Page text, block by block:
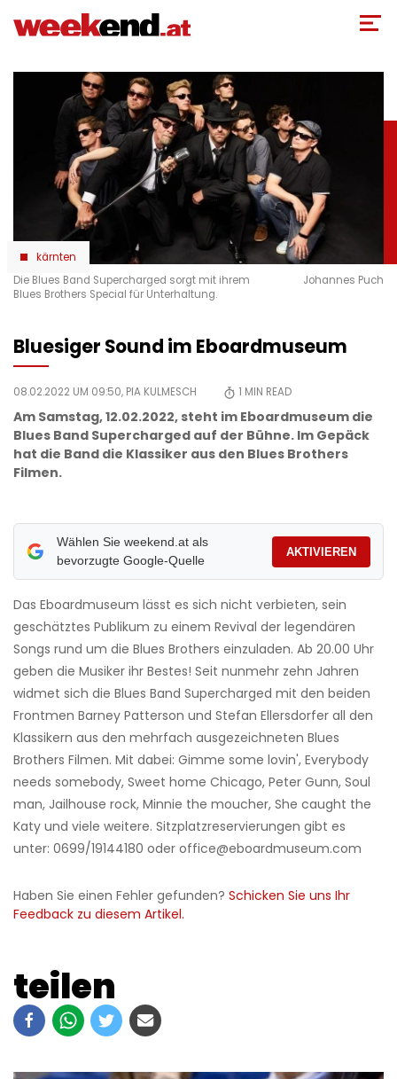
zum
kärnten
Die Blues Band Supercharged sorgt mit ihrem
Blues Brothers Special für Unterhaltung.
Johannes Puch
Bluesiger Sound im Eboardmuseum
08.02.2022 UM 09:50, PIA KULMESCH 1 MIN READ
Am Samstag, 12.02.2022, steht im Eboardmuseum die
Blues Band Supercharged auf der Bühne. Im Gepäck
hat die Band die Klassiker aus den Blues Brothers
Filmen.
Wählen Sie weekend.at als
bevorzugte Google-Quelle
AKTIVIEREN
Das Eboardmuseum lässt es sich nicht verbieten, sein
geschätztes Publikum zu einem Revival der legendären
Songs rund um die Blues Brothers einzuladen. Ab 20.00 Uhr
geben die Musiker ihr Bestes! Seit nunmehr zehn Jahren
widmet sich die Blues Band Supercharged mit den beiden
Frontmen Barney Patterson und Stefan Ellersdorfer all den
Klassikern aus den mehrfach ausgezeichneten Blues
Brothers Filmen. Mit dabei: Gimme some lovin', Everybody
needs somebody, Sweet home Chicago, Peter Gunn, Soul
man, Jailhouse rock, Minnie the moucher, She caught the
Katy und viele weitere. Sitzplatzreservierungen gibt es
unter: 0699/19144180 oder office@eboardmuseum.com
Haben Sie einen Fehler gefunden? Schicken Sie uns Ihr
Feedback zu diesem Artikel.
teilen